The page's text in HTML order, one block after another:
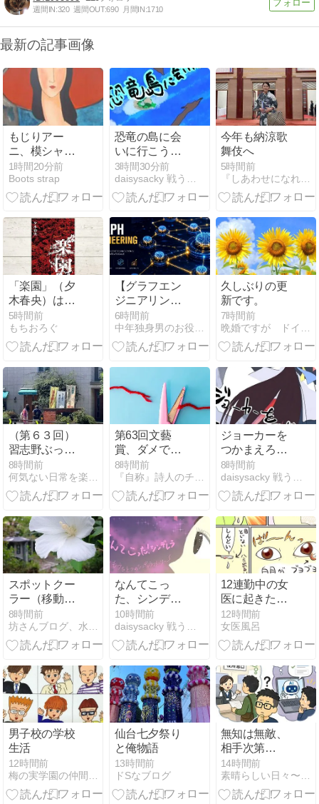
週間IN:320 週間OUT:690 月間IN:1710
最新の記事画像
もじりアー
ニ、模シャガ
ール、マ
ネ、、、
1時間20分前
Boots strap
恐竜の島に会
いに行こう！
宝の島続々編
第10章 真のヒ
ーローは誰
3時間30分前
今年も納涼歌
舞伎へ
5時間前
『しあわせになれるブログ』
「楽園」（夕
木春央）は方
舟・十戒を読
んでなくても
OK？感想とお
め★3.7
5時間前
もちおろぐ
【グラフエン
ジニアリン
グ】AIエージ
ェントの限界
を突破する！
6時間前
久しぶりの更
新です。
7時間前
（第６３回）
習志野ぶっく
さろん 開催
8時間前
第63回文藝
賞、ダメでし
た。（日記）
8時間前
ジョーカーを
つかまえろ！
時をかける巫
女…369
8時間前
スポットクー
ラー（移動式
エアコン）を
入れました
8時間前
なんてこっ
た、シンデレ
ラ？第3章 初
めてのデー
ト…６
10時間前
12連勤中の女
医に起きた体
の変化
12時間前
女医風呂
男子校の学校
生活
12時間前
仙台七夕祭り
と俺物語
13時間前
ドSなブログ
無知は無敵、
相手次第…
14時間前